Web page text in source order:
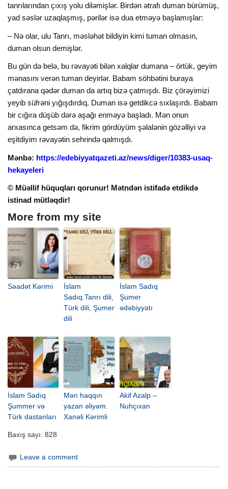
tanrılarından çıxış yolu diləmişlər. Birdən ətrafı duman bürümüş,
yad səslər uzaqlaşmış, pərilər isə dua etməyə başlamışlar:
– Nə olar, ulu Tanrı, məsləhət bildiyin kimi tuman olmasın,
duman olsun demişlər.
Bu gün də belə, bu rəvayəti bilən xalqlar dumana – örtük, geyim
mənasını verən tuman deyirlər. Babam söhbətini buraya
çatdırana qədər duman da artıq bizə çatmışdı. Biz çörəyimizi
yeyib süfrəni yığışdırdıq. Duman isə getdikcə sıxlaşırdı. Babam
bir cığıra düşüb dərə aşağı enməyə başladı. Mən onun
arxasınca getsəm də, fikrim gördüyüm şəlalənin gözəlliyi və
eşitdiyim rəvayətin sehrində qalmışdı.
Mənbə: https://edebiyyatqazeti.az/news/diger/10383-usaq-
hekayeleri
© Müəllif hüquqları qorunur! Mətndən istifadə etdikdə
istinad mütləqdir!
More from my site
Səadət Kərimi
İslam
Sadıq.Tanrı dili,
Türk dili, Şumer
dili
İslam Sadıq
Şumer
ədəbiyyatı
İslam Sadıq
Şummer və
Türk dastanları
Mən haqqın
yazan əliyəm.
Xanəli Kərimli
Akif Azalp –
Nuhçıxan
Baxış sayı: 828
Leave a comment